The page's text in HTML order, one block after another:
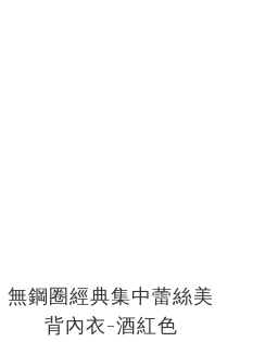
無鋼圈經典集中蕾絲美
背內衣-酒紅色